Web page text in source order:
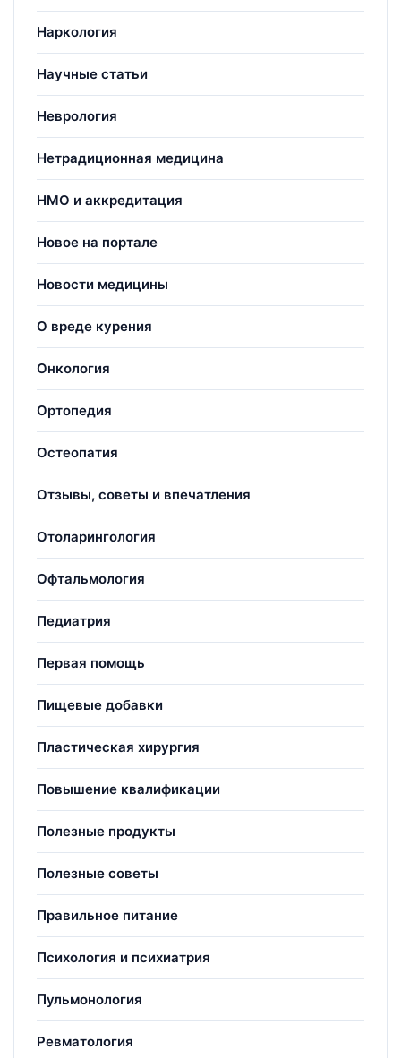
Наркология
Научные статьи
Неврология
Нетрадиционная медицина
НМО и аккредитация
Новое на портале
Новости медицины
О вреде курения
Онкология
Ортопедия
Остеопатия
Отзывы, советы и впечатления
Отоларингология
Офтальмология
Педиатрия
Первая помощь
Пищевые добавки
Пластическая хирургия
Повышение квалификации
Полезные продукты
Полезные советы
Правильное питание
Психология и психиатрия
Пульмонология
Ревматология